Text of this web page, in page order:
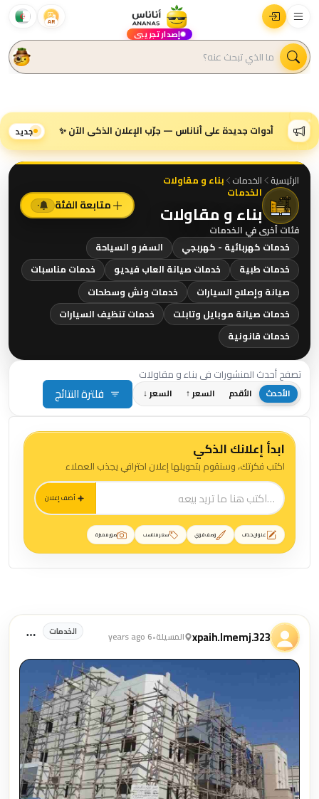
AR
إصدار تجريبي
أدوات جديدة على أناناس — جرّب الإعلان الذكي الآن ✨ جديد
الرئيسية الخدمات بناء و مقاولات
الخدمات
بناء و مقاولات متابعة الفئة ٠
فئات أخرى في الخدمات
خدمات كهربائية - كهربجي
السفر و السياحة
خدمات طبية
خدمات صيانة العاب فيديو
خدمات مناسبات
صيانة وإصلاح السيارات
خدمات ونش وسطحات
خدمات صيانة موبايل وتابلت
خدمات تنظيف السيارات
خدمات قانونية
تصفح أحدث المنشورات في بناء و مقاولات
الأحدث الأقدم السعر ↑ السعر ↓ فلترة النتائج
ابدأ إعلانك الذكي
اكتب فكرتك، وسنقوم بتحويلها إعلان احترافي يجذب العملاء
أضف إعلان
عنوان جذاب وصف قوي سعر مناسب صور مميزة
منشورات بناء و مقاولات
xpaih.lmemj.323 المسيلة•
6 years ago الخدمات